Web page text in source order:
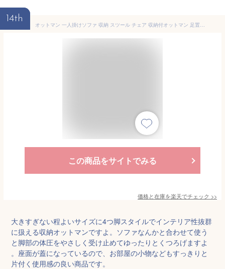
14th
オットマン 一人掛けソファ 収納 スツール チェア 収納付オットマン 足置き 足置き台 フットレスト デスクワーク 椅子 腰掛け 一人掛け ナチュラル シンプル 収納BOX 玄関収納 フットスツール アイリスオーヤマ 収納付き 布製 おしゃれ FAC-OT
この商品をサイトでみる
価格と在庫を楽天でチェック >>
大きすぎない程よいサイズに4つ脚スタイルでインテリア性抜群
に扱える収納オットマンですよ。ソファなんかと合わせて使う
と脚部の体圧をやさしく受け止めてゆったりとくつろげますよ
。座面が蓋になっているので、お部屋の小物などもすっきりと
片付く使用感の良い商品です。